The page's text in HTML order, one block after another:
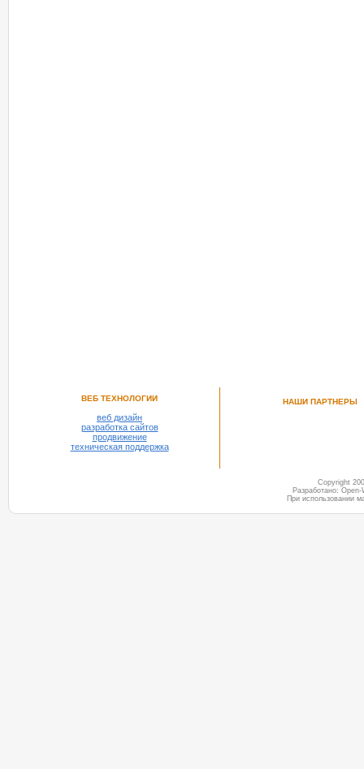
ВЕБ ТЕХНОЛОГИИ
веб дизайн
разработка сайтов
продвижение
техническая поддержка
НАШИ ПАРТНЕРЫ
Copyright
Разработано:
При использовании